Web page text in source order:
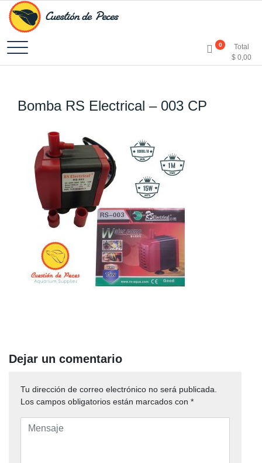
Cuestión de Peces –
Aquarium Supplies
0
Total
$ 0,00
Bomba RS Electrical – 003 CP
Dejar un comentario
Tu dirección de correo electrónico no será publicada.
Los campos obligatorios están marcados con *